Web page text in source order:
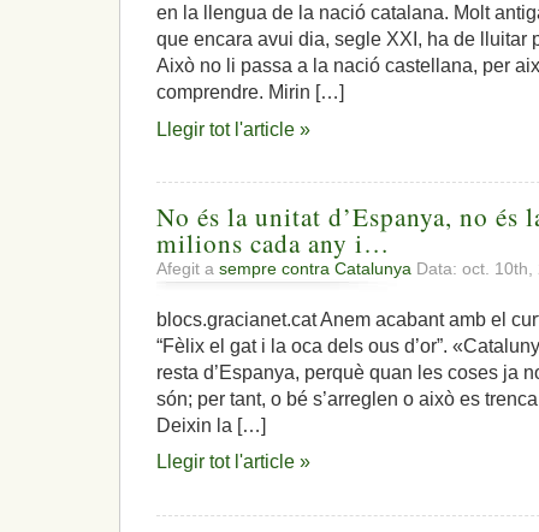
front
al
43,7%
‘no’
,i,
el
econòmic
Generalitat:
Inici
d’una
comissió
de
ja!
en la llengua de la nació catalana. Molt
que encara avui dia, segle XXI, ha de lluitar
Això no li passa a la nació castellana, per
comprendre. Mirin […]
Llegir tot l'article »
No és la unitat d’Espanya, no
milions cada any i…
Afegit a sempre contra Catalunya Data: oct.
blocs.gracianet.cat Anem acabant amb el
“Fèlix el gat i la oca dels ous d’or”.
resta d’Espanya, perquè quan les coses ja
són; per tant, o bé s’arreglen o això es
Deixin la […]
Llegir tot l'article »